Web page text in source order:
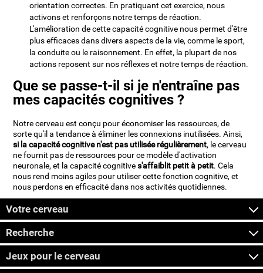
orientation correctes. En pratiquant cet exercice, nous
activons et renforçons notre temps de réaction.
L'amélioration de cette capacité cognitive nous permet d'être
plus efficaces dans divers aspects de la vie, comme le sport,
la conduite ou le raisonnement. En effet, la plupart de nos
actions reposent sur nos réflexes et notre temps de réaction.
Que se passe-t-il si je n'entraîne pas
mes capacités cognitives ?
Notre cerveau est conçu pour économiser les ressources, de
sorte qu'il a tendance à éliminer les connexions inutilisées. Ainsi,
si la capacité cognitive n'est pas utilisée régulièrement, le cerveau
ne fournit pas de ressources pour ce modèle d'activation
neuronale, et la capacité cognitives'affaiblit petit à petit. Cela
nous rend moins agiles pour utiliser cette fonction cognitive, et
nous perdons en efficacité dans nos activités quotidiennes.
Votre cerveau
Recherche
Jeux pour le cerveau